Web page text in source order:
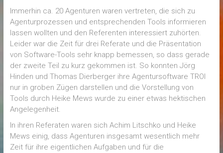
Immerhin ca. 20 Agenturen waren vertreten, die sich zu
Agenturprozessen und entsprechenden Tools informieren
lassen wollten und den Referenten interessiert zuhörten.
Leider war die Zeit für drei Referate und die Präsentation
von Software-Tools sehr knapp bemessen, so dass gerade
der zweite Teil zu kurz gekommen ist. So konnten Jörg
Hinden und Thomas Dierberger ihre Agentursoftware TROI
nur in groben Zügen darstellen und die Vorstellung von
Tools durch Heike Mews wurde zu einer etwas hektischen
Angelegenheit.
In ihren Referaten waren sich Achim Litschko und Heike
Mews einig, dass Agenturen insgesamt wesentlich mehr
Zeit für ihre eigentlichen Aufgaben und für die